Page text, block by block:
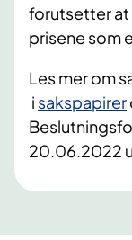
forutsetter at
prisene som
​Les mer om
i sakspapirer
20.06.2022